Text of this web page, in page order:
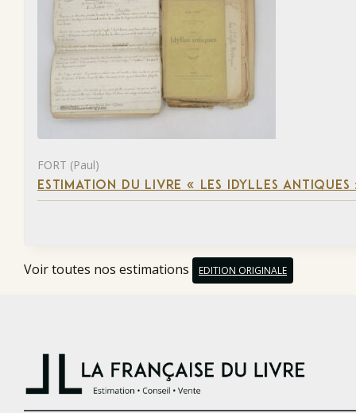
FORT (Paul)
ESTIMATION DU LIVRE « LES IDYLLES
Voir toutes nos estimations EDITION ORIGINALE